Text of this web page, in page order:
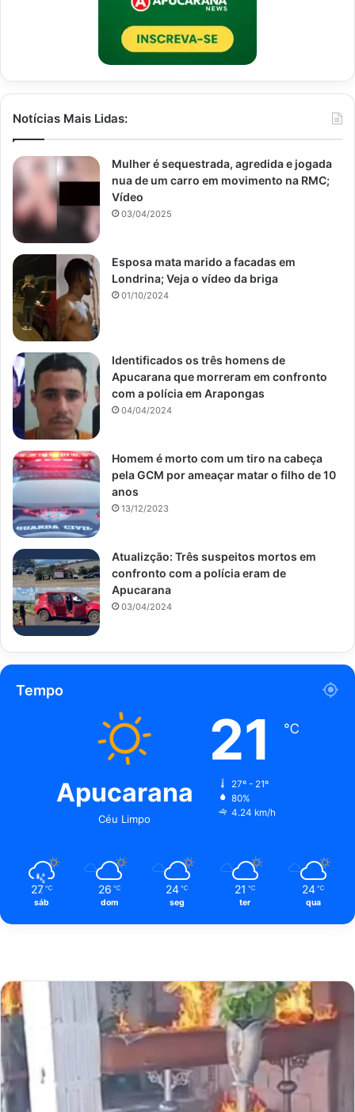
Notícias Mais Lidas:
Mulher é sequestrada, agredida e jogada
nua de um carro em movimento na RMC;
Vídeo
03/04/2025
Esposa mata marido a facadas em
Londrina; Veja o vídeo da briga
01/10/2024
Identificados os três homens de
Apucarana que morreram em confronto
com a polícia em Arapongas
04/04/2024
Homem é morto com um tiro na cabeça
pela GCM por ameaçar matar o filho de 10
anos
13/12/2023
Atualizção: Três suspeitos mortos em
confronto com a polícia eram de
Apucarana
03/04/2024
Tempo
Apucarana
Céu Limpo
21 ℃
27º - 21º
80%
4.24 km/h
27 ℃
sáb
26 ℃
dom
24 ℃
seg
21 ℃
ter
24 ℃
qua